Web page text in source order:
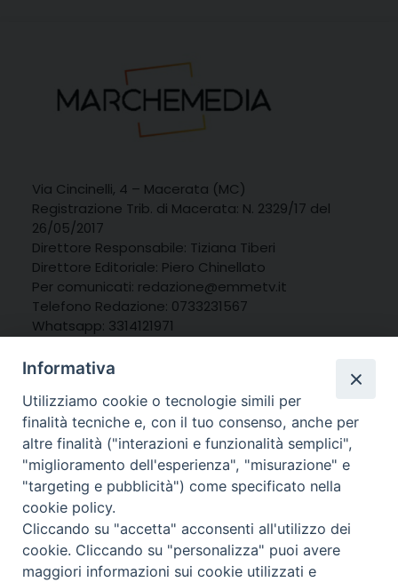
Via Cincinelli, 4 – Macerata (MC)
Registrazione Trib. di Macerata: N. 2329/17 del
26/05/2017
Direttore Responsabile: Tiziana Tiberi
Direttore Editoriale: Piero Chinellato
Per comunicati: redazione@emmetv.it
Telefono Redazione: 0733231567
Whatsapp: 3314121971
Informativa
Utilizziamo cookie o tecnologie simili per
finalità tecniche e, con il tuo consenso, anche per
altre finalità ("interazioni e funzionalità semplici",
"miglioramento dell'esperienza", "misurazione" e
"targeting e pubblicità") come specificato nella
cookie policy.
Cliccando su "accetta" acconsenti all'utilizzo dei
cookie. Cliccando su "personalizza" puoi avere
maggiori informazioni sui cookie utilizzati e